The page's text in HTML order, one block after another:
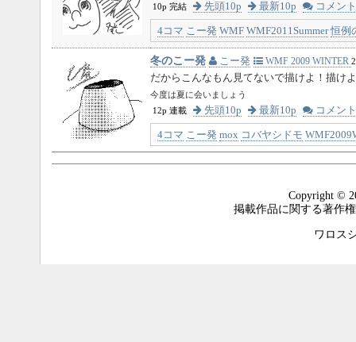
10p 完結
先頭10p 最新10p コメント
4コマ こー発 WMF WMF2011Summer 恒例
冬のこー発 こー発 WMF 2009 WINTER
だからこんなもん見てないで描けよ！描け
今度は夏に会いましょう
12p 連載
先頭10p 最新10p コメント
4コマ こー発 mox コバヤシドモ
Copyright ©
掲載作品に関する著作
ワロス